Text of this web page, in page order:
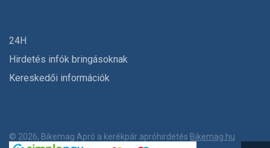
24H
Hirdetés infók bringásoknak
Kereskedői információk
© 2026, Bikemag Apró a kerékpár apróhirdetés Bikemag.hu